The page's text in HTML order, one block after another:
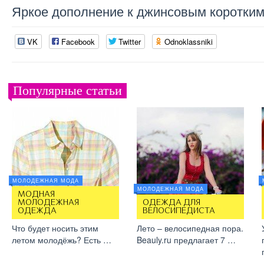
Яркое дополнение к джинсовым
VK Facebook Twitter Odnoklassniki
Популярные статьи
МОЛОДЕЖНАЯ МОДА
МОДНАЯ
МОЛОДЕЖНАЯ
ОДЕЖДА
Что будет носить этим
летом молодёжь? Есть …
МОЛОДЕЖНАЯ МОДА
ОДЕЖДА ДЛЯ
ВЕЛОСИПЕДИСТА
Лето – велосипедная пора.
Beauly.ru предлагает 7 …